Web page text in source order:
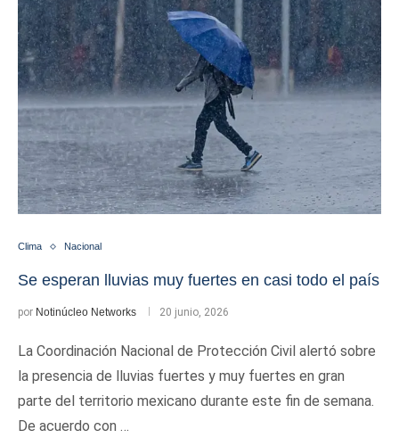
Clima Nacional
Se esperan lluvias muy fuertes en casi todo el país
por Notinúcleo Networks 20 junio, 2026
La Coordinación Nacional de Protección Civil alertó sobre
la presencia de lluvias fuertes y muy fuertes en gran
parte del territorio mexicano durante este fin de semana.
De acuerdo con …